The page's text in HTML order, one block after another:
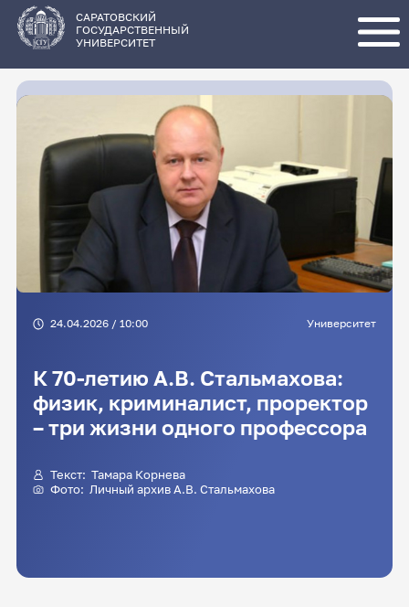
основному
содержанию
САРАТОВСКИЙ
ГОСУДАРСТВЕННЫЙ
УНИВЕРСИТЕТ
24.04.2026 / 10:00 Университет
К 70-летию А.В. Стальмахова:
физик, криминалист, проректор
– три жизни одного профессора
Текст: Тамара Корнева
Фото: Личный архив А.В. Стальмахова